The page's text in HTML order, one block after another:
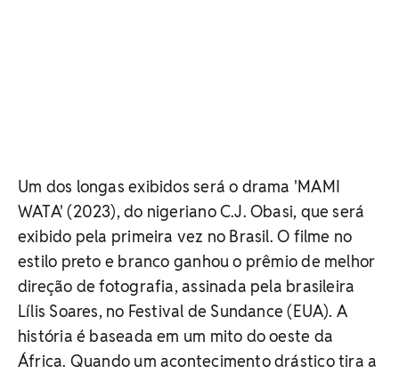
Um dos longas exibidos será o drama 'MAMI
WATA' (2023), do nigeriano C.J. Obasi, que será
exibido pela primeira vez no Brasil. O filme no
estilo preto e branco ganhou o prêmio de melhor
direção de fotografia, assinada pela brasileira
Lílis Soares, no Festival de Sundance (EUA). A
história é baseada em um mito do oeste da
África. Quando um acontecimento drástico tira a